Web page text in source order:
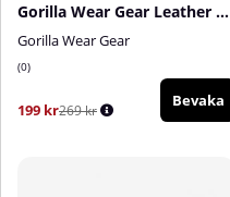
Gorilla Wear Gear Leather Lifting Straps, Black
Gorilla Wear Gear
0
199 kr269 kr
Bevaka